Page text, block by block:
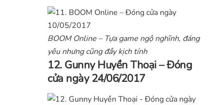
BOOM Online – Tựa game ngộ nghĩnh, đáng
yêu nhưng cũng đầy kịch tính
12. Gunny Huyền Thoại –Đóng
cửa ngày 24/06/2017